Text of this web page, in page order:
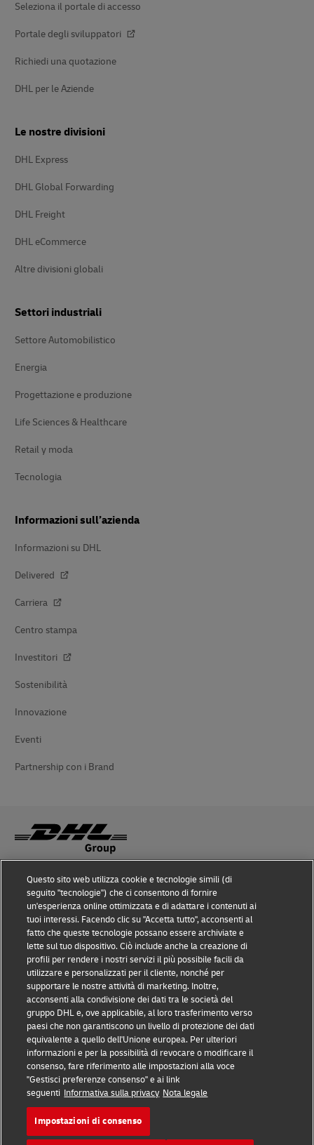
Seleziona il portale di accesso
Portale degli sviluppatori
Richiedi una quotazione
DHL per le Aziende
Le nostre divisioni
DHL Express
DHL Global Forwarding
DHL Freight
DHL eCommerce
Altre divisioni globali
Settori industriali
Settore Automobilistico
Energia
Progettazione e produzione
Life Sciences & Healthcare
Retail y moda
Tecnologia
Informazioni sull’azienda
Informazioni su DHL
Delivered
Carriera
Centro stampa
Investitori
Sostenibilità
Innovazione
Eventi
Partnership con i Brand
Prevenzione delle frodi
Nota legale
Condizioni d’uso
Informativa sulla privacy
Altre informazioni
Cookie
Seguici
2026 © - tutti i diritti riservati
Questo sito web utilizza cookie e tecnologie simili (di
seguito "tecnologie") che ci consentono di fornire
un'esperienza online ottimizzata e di adattare i contenuti ai
tuoi interessi. Facendo clic su "Accetta tutto", acconsenti al
fatto che queste tecnologie possano essere archiviate e
lette sul tuo dispositivo. Ciò include anche la creazione di
profili per rendere i nostri servizi il più possibile facili da
utilizzare e personalizzati per il cliente, nonché per
supportare le nostre attività di marketing. Inoltre,
acconsenti alla condivisione dei dati tra le società del
gruppo DHL e, ove applicabile, al loro trasferimento verso
paesi che non garantiscono un livello di protezione dei dati
equivalente a quello dell'Unione europea. Per ulteriori
informazioni e per la possibilità di revocare o modificare il
consenso, fare riferimento alle impostazioni alla voce
"Gestisci preferenze consenso" e ai link
seguenti Informativa sulla privacy Nota legale
Impostazioni di consenso